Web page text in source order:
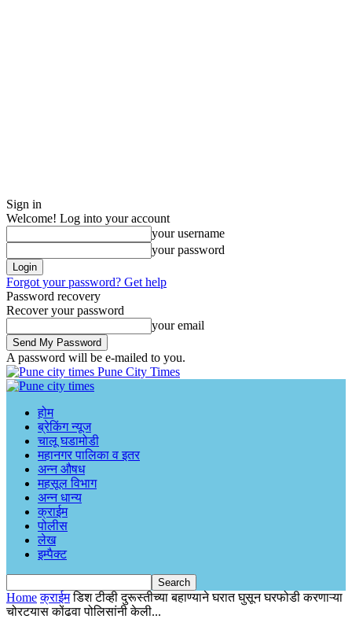
Sign in
Welcome! Log into your account
your username
your password
Forgot your password? Get help
Password recovery
Recover your password
your email
A password will be e-mailed to you.
Pune City Times
होम
ब्रेकिंग न्यूज
चालू घडामोडी
महानगर पालिका व इतर
अन्न औषध
महसूल विभाग
अन्न धान्य
क्राईम
पोलीस
लेख
इम्पैक्ट
Home क्राईम डिश टीव्ही दुरूस्तीच्या बहाण्याने घरात घुसून घरफोडी करणाऱ्या
चोरटयास कोंढवा पोलिसांनी केली...